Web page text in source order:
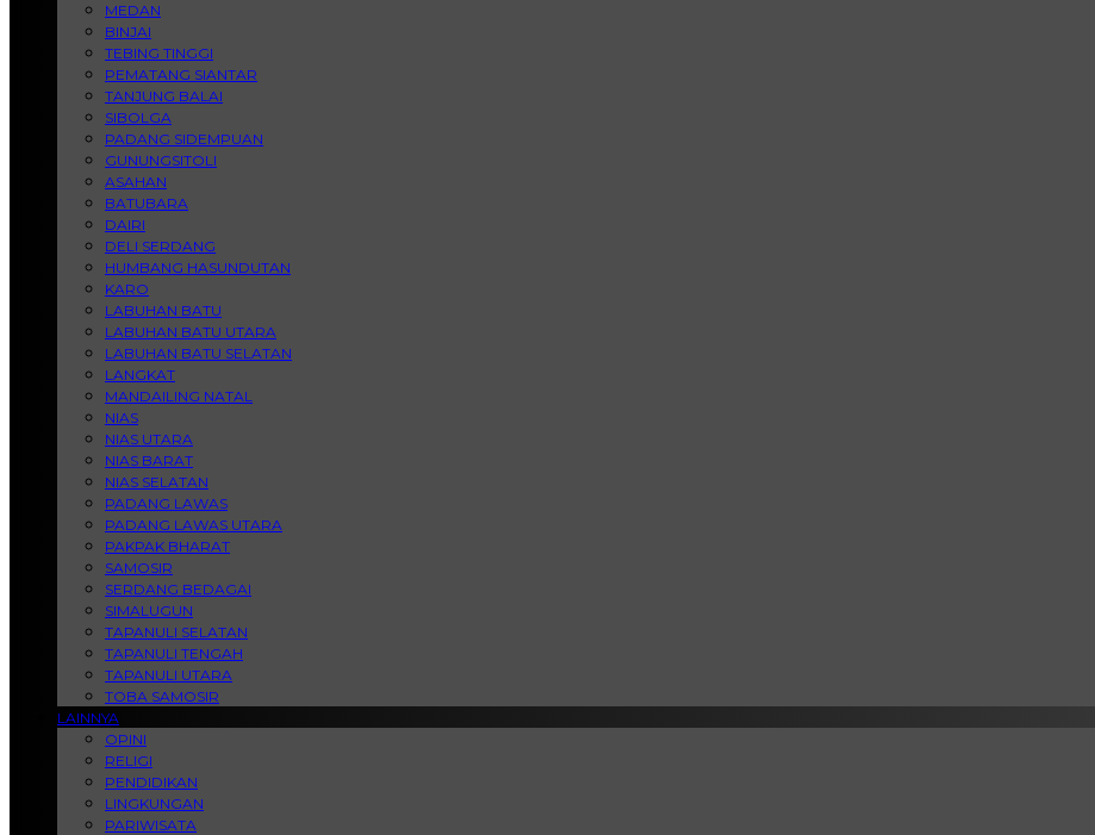
MEDAN
BINJAI
TEBING TINGGI
PEMATANG SIANTAR
TANJUNG BALAI
SIBOLGA
PADANG SIDEMPUAN
GUNUNGSITOLI
ASAHAN
BATUBARA
DAIRI
DELI SERDANG
HUMBANG HASUNDUTAN
KARO
LABUHAN BATU
LABUHAN BATU UTARA
LABUHAN BATU SELATAN
LANGKAT
MANDAILING NATAL
NIAS
NIAS UTARA
NIAS BARAT
NIAS SELATAN
PADANG LAWAS
PADANG LAWAS UTARA
PAKPAK BHARAT
SAMOSIR
SERDANG BEDAGAI
SIMALUGUN
TAPANULI SELATAN
TAPANULI TENGAH
TAPANULI UTARA
TOBA SAMOSIR
LAINNYA
OPINI
RELIGI
PENDIDIKAN
LINGKUNGAN
PARIWISATA